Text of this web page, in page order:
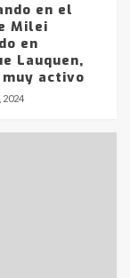
en el
Milei
en
Lauquen,
activo